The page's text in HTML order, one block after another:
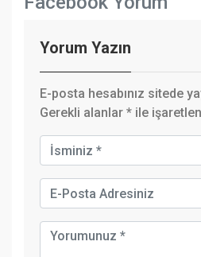
Yorum Yazın
E-posta hesabınız sitede
Gerekli alanlar * ile